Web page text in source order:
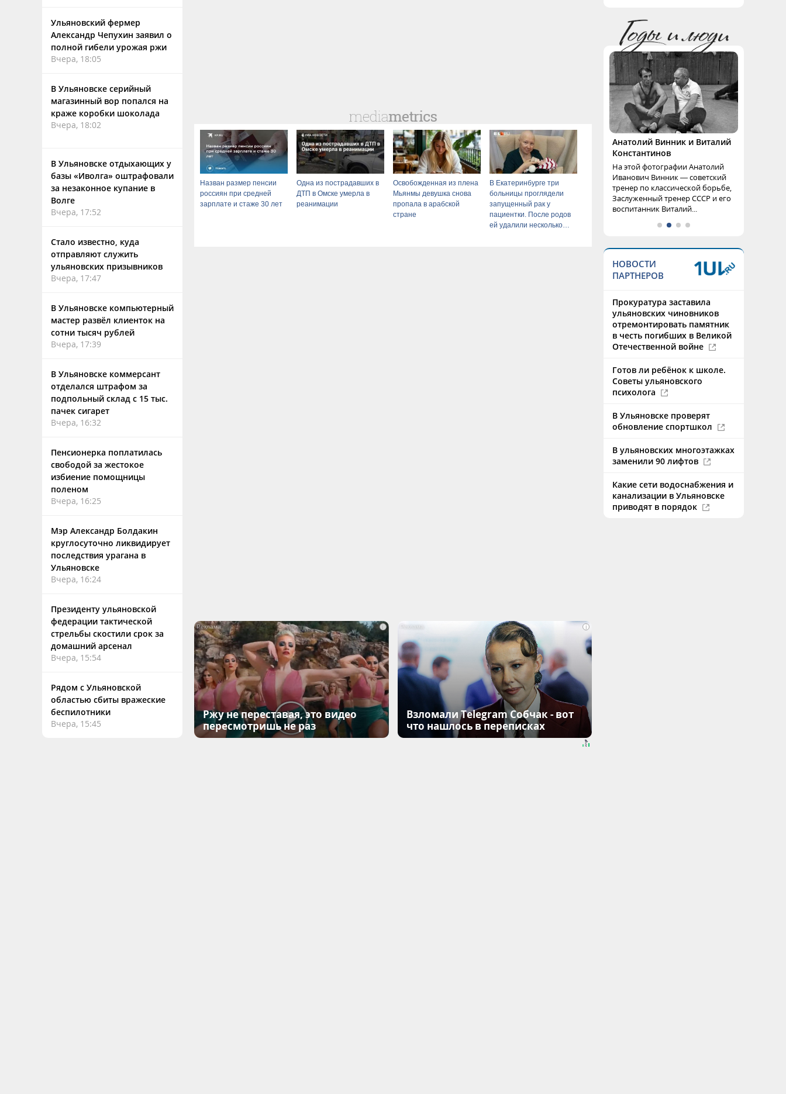
Ульяновский фермер
Александр Чепухин заявил о
полной гибели урожая ржи
Вчера, 18:05
В Ульяновске серийный
магазинный вор попался на
краже коробки шоколада
Вчера, 18:02
В Ульяновске отдыхающих у
базы «Иволга» оштрафовали
за незаконное купание в
Волге
Вчера, 17:52
Стало известно, куда
отправляют служить
ульяновских призывников
Вчера, 17:47
В Ульяновске компьютерный
мастер развёл клиенток на
сотни тысяч рублей
Вчера, 17:39
В Ульяновске коммерсант
отделался штрафом за
подпольный склад с 15 тыс.
пачек сигарет
Вчера, 16:32
Пенсионерка поплатилась
свободой за жестокое
избиение помощницы
поленом
Вчера, 16:25
Мэр Александр Болдакин
круглосуточно ликвидирует
последствия урагана в
Ульяновске
Вчера, 16:24
Президенту ульяновской
федерации тактической
стрельбы скостили срок за
домашний арсенал
Вчера, 15:54
Рядом с Ульяновской
областью сбиты вражеские
беспилотники
Вчера, 15:45
Назван размер пенсии
россиян при средней
зарплате и стаже 30 лет
Одна из пострадавших в
ДТП в Омске умерла в
реанимации
Освобожденная из плена
Мьянмы девушка снова
пропала в арабской
стране
В Екатеринбурге три
больницы проглядели
запущенный рак у
пациентки. После родов
ей удалили несколько
i
Ржу не переставая, это видео
пересмотришь не раз
i
Взломали Telegram Собчак - вот
что нашлось в переписках
Анатолий Винник и Виталий
Константинов
На этой фотографии Анатолий
Иванович Винник — советский
тренер по классической борьбе,
Заслуженный тренер СССР и его
воспитанник Виталий...
НОВОСТИ
ПАРТНЕРОВ
Прокуратура заставила
ульяновских чиновников
отремонтировать памятник
в честь погибших в Великой
Отечественной войне
Готов ли ребёнок к школе.
Советы ульяновского
психолога
В Ульяновске проверят
обновление спортшкол
В ульяновских многоэтажках
заменили 90 лифтов
Какие сети водоснабжения и
канализации в Ульяновске
приводят в порядок